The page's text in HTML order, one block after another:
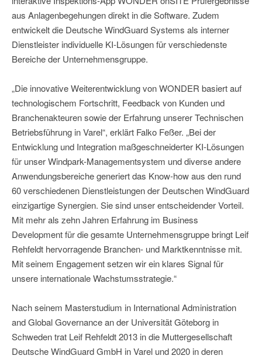
aus Anlagenbegehungen direkt in die Software. Zudem
entwickelt die Deutsche WindGuard Systems als interner
Dienstleister individuelle KI-Lösungen für verschiedenste
Bereiche der Unternehmensgruppe.
„Die innovative Weiterentwicklung von WONDER basiert auf
technologischem Fortschritt, Feedback von Kunden und
Branchenakteuren sowie der Erfahrung unserer Technischen
Betriebsführung in Varel“, erklärt Falko Feßer. „Bei der
Entwicklung und Integration maßgeschneiderter KI-Lösungen
für unser Windpark-Managementsystem und diverse andere
Anwendungsbereiche generiert das Know-how aus den rund
60 verschiedenen Dienstleistungen der Deutschen WindGuard
einzigartige Synergien. Sie sind unser entscheidender Vorteil.
Mit mehr als zehn Jahren Erfahrung im Business
Development für die gesamte Unternehmensgruppe bringt Leif
Rehfeldt hervorragende Branchen- und Marktkenntnisse mit.
Mit seinem Engagement setzen wir ein klares Signal für
unsere internationale Wachstumsstrategie.“
Nach seinem Masterstudium in International Administration
and Global Governance an der Universität Göteborg in
Schweden trat Leif Rehfeldt 2013 in die Muttergesellschaft
Deutsche WindGuard GmbH in Varel und 2020 in deren